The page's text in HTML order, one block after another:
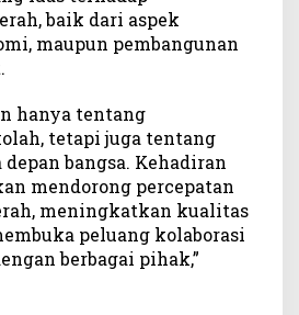
baik dari aspek
maupun pembangunan
hanya tentang
tetapi juga tentang
bangsa. Kehadiran
mendorong percepatan
meningkatkan kualitas
peluang kolaborasi
berbagai pihak,”